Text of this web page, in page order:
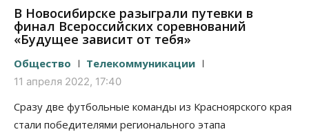
В Новосибирске разыграли путевки в
финал Всероссийских соревнований
«Будущее зависит от тебя»
Общество Телекоммуникации
11 апреля 2022, 17:40
Сразу две футбольные команды из Красноярского края
стали победителями регионального этапа